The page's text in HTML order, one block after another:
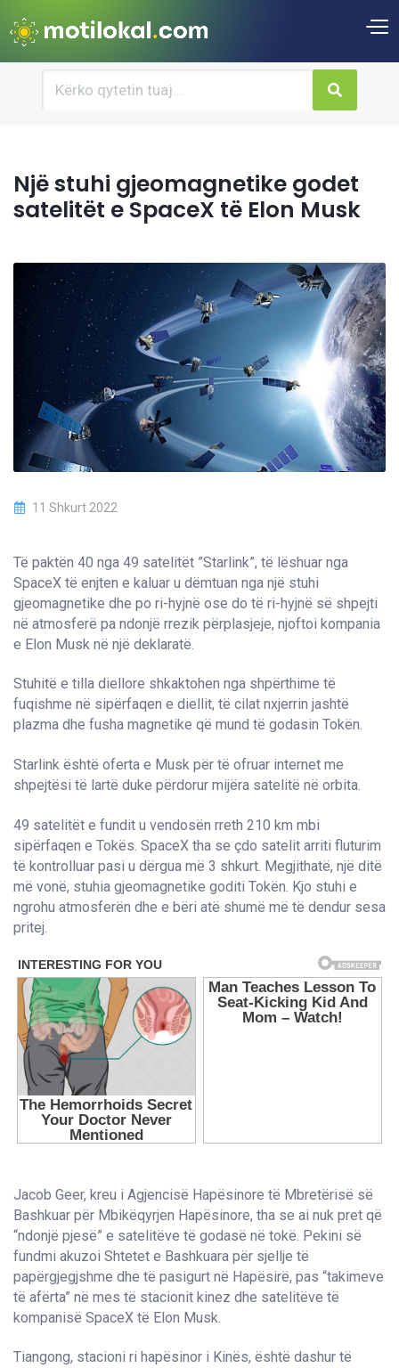
Një stuhi gjeomagnetike godet
satelitët e SpaceX të Elon Musk
11 Shkurt 2022
Të paktën 40 nga 49 satelitët ”Starlink”, të lëshuar nga
SpaceX të enjten e kaluar u dëmtuan nga një stuhi
gjeomagnetike dhe po ri-hyjnë ose do të ri-hyjnë së shpejti
në atmosferë pa ndonjë rrezik përplasjeje, njoftoi kompania
e Elon Musk në një deklaratë.
Stuhitë e tilla diellore shkaktohen nga shpërthime të
fuqishme në sipërfaqen e diellit, të cilat nxjerrin jashtë
plazma dhe fusha magnetike që mund të godasin Tokën.
Starlink është oferta e Musk për të ofruar internet me
shpejtësi të lartë duke përdorur mijëra satelitë në orbita.
49 satelitët e fundit u vendosën rreth 210 km mbi
sipërfaqen e Tokës. SpaceX tha se çdo satelit arriti fluturim
të kontrolluar pasi u dërgua më 3 shkurt. Megjithatë, një ditë
më vonë, stuhia gjeomagnetike goditi Tokën. Kjo stuhi e
ngrohu atmosferën dhe e bëri atë shumë më të dendur sesa
pritej.
Jacob Geer, kreu i Agjencisë Hapësinore të Mbretërisë së
Bashkuar për Mbikëqyrjen Hapësinore, tha se ai nuk pret që
“ndonjë pjesë” e satelitëve të godasë në tokë. Pekini së
fundmi akuzoi Shtetet e Bashkuara për sjellje të
papërgjegjshme dhe të pasigurt në Hapësirë, pas “takimeve
të afërta” në mes të stacionit kinez dhe satelitëve të
kompanisë SpaceX të Elon Musk.
Tiangong, stacioni ri hapësinor i Kinës, është dashur të